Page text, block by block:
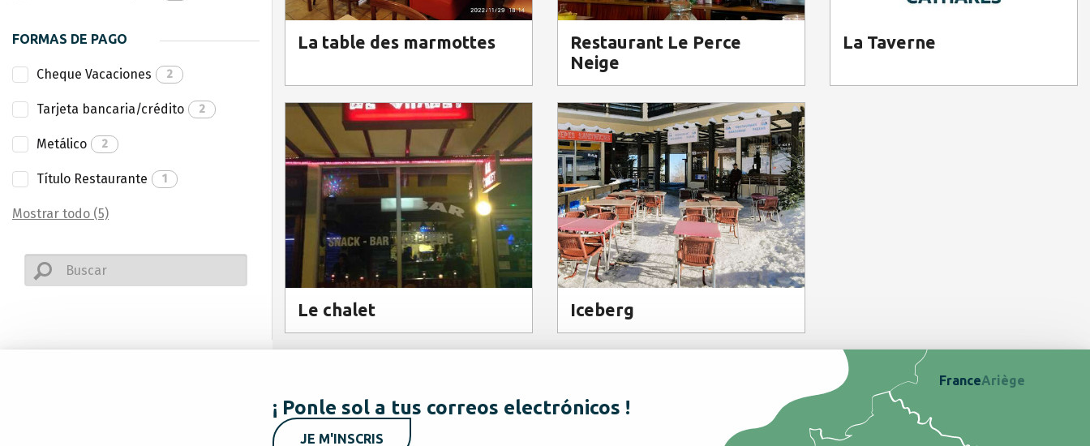
FORMAS DE PAGO
Cheque Vacaciones 2
Tarjeta bancaria/crédito 2
Metálico 2
Título Restaurante 1
Mostrar todo (5)
La table des marmottes
Restaurant Le Perce
Neige
La Taverne
Le chalet Iceberg
¡ Ponle sol a tus correos electrónicos !
JE M'INSCRIS
FranceAriège